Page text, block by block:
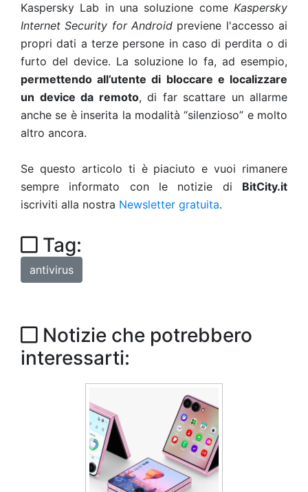
Kaspersky Lab in una soluzione come Kaspersky
Internet Security for Android previene l'accesso ai
propri dati a terze persone in caso di perdita o di
furto del device. La soluzione lo fa, ad esempio,
permettendo all’utente di bloccare e localizzare
un device da remoto, di far scattare un allarme
anche se è inserita la modalità “silenzioso” e molto
altro ancora.
Se questo articolo ti è piaciuto e vuoi rimanere
sempre informato con le notizie di BitCity.it
iscriviti alla nostra Newsletter gratuita.
Tag:
antivirus
Notizie che potrebbero
interessarti: